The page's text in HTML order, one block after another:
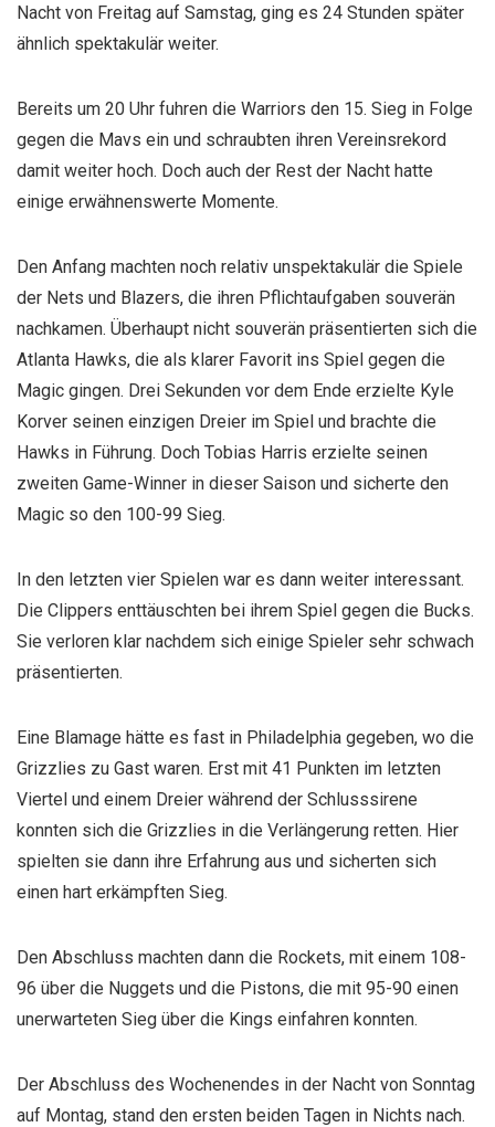
Nacht von Freitag auf Samstag, ging es 24 Stunden später
ähnlich spektakulär weiter.
Bereits um 20 Uhr fuhren die Warriors den 15. Sieg in Folge
gegen die Mavs ein und schraubten ihren Vereinsrekord
damit weiter hoch. Doch auch der Rest der Nacht hatte
einige erwähnenswerte Momente.
Den Anfang machten noch relativ unspektakulär die Spiele
der Nets und Blazers, die ihren Pflichtaufgaben souverän
nachkamen. Überhaupt nicht souverän präsentierten sich die
Atlanta Hawks, die als klarer Favorit ins Spiel gegen die
Magic gingen. Drei Sekunden vor dem Ende erzielte Kyle
Korver seinen einzigen Dreier im Spiel und brachte die
Hawks in Führung. Doch Tobias Harris erzielte seinen
zweiten Game-Winner in dieser Saison und sicherte den
Magic so den 100-99 Sieg.
In den letzten vier Spielen war es dann weiter interessant.
Die Clippers enttäuschten bei ihrem Spiel gegen die Bucks.
Sie verloren klar nachdem sich einige Spieler sehr schwach
präsentierten.
Eine Blamage hätte es fast in Philadelphia gegeben, wo die
Grizzlies zu Gast waren. Erst mit 41 Punkten im letzten
Viertel und einem Dreier während der Schlusssirene
konnten sich die Grizzlies in die Verlängerung retten. Hier
spielten sie dann ihre Erfahrung aus und sicherten sich
einen hart erkämpften Sieg.
Den Abschluss machten dann die Rockets, mit einem 108-
96 über die Nuggets und die Pistons, die mit 95-90 einen
unerwarteten Sieg über die Kings einfahren konnten.
Der Abschluss des Wochenendes in der Nacht von Sonntag
auf Montag, stand den ersten beiden Tagen in Nichts nach.